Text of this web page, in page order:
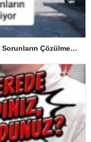
Hacımaşlı Mahallesi’nde Vatandaşlar Sorunların Çözülmesini Bekliyor